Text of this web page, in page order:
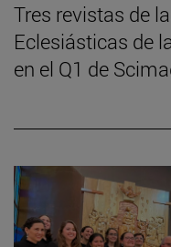
Tres revistas de
Eclesiásticas de
en el Q1 de